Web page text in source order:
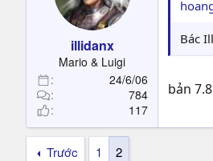
illidanx
Mario & Luigi
24/6/06
784
117
Bác
bản
Trước 1 2